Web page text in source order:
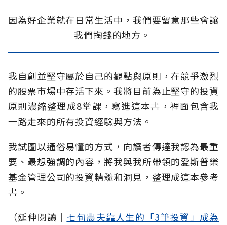
因為好企業就在日常生活中，我們要留意那些會讓
我們掏錢的地方。
我自創並堅守屬於自己的觀點與原則，在競爭激烈
的股票市場中存活下來。我將目前為止堅守的投資
原則濃縮整理成8堂課，寫進這本書，裡面包含我
一路走來的所有投資經驗與方法。
我試圖以通俗易懂的方式，向讀者傳達我認為最重
要、最想強調的內容，將我與我所帶領的愛斯普樂
基金管理公司的投資精髓和洞見，整理成這本參考
書。
（延伸閱讀│ 七旬農夫靠人生的「3筆投資」成為